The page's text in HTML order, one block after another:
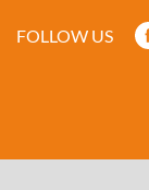
FOLLOW US